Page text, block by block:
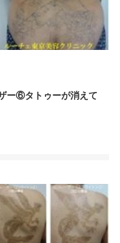
ー⑥タトゥーが消えて